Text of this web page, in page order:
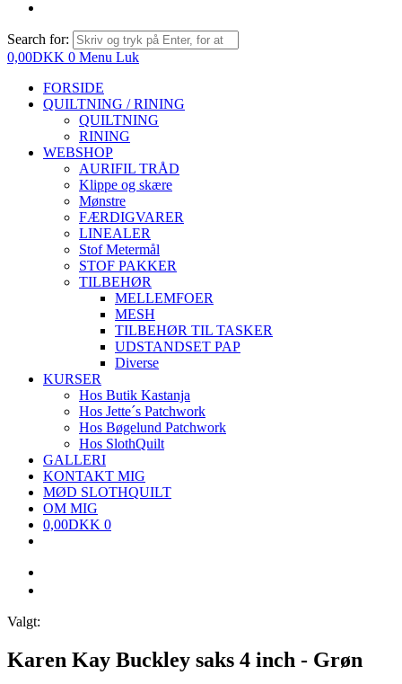
Search for:
0,00DKK 0 Menu Luk
FORSIDE
QUILTNING / RINING
QUILTNING
RINING
WEBSHOP
AURIFIL TRÅD
Klippe og skære
Mønstre
FÆRDIGVARER
LINEALER
Stof Metermål
STOF PAKKER
TILBEHØR
MELLEMFOER
MESH
TILBEHØR TIL TASKER
UDSTANDSET PAP
Diverse
KURSER
Hos Butik Kastanja
Hos Jette´s Patchwork
Hos Bøgelund Patchwork
Hos SlothQuilt
GALLERI
KONTAKT MIG
MØD SLOTHQUILT
OM MIG
0,00DKK 0
Valgt:
Karen Kay Buckley saks 4 inch - Grøn